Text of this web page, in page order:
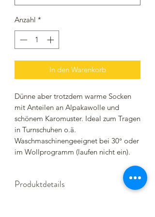
Anzahl *
In den Warenkorb
Dünne aber trotzdem warme Socken
mit Anteilen an Alpakawolle und
schönem Karomuster. Ideal zum Tragen
in Turnschuhen o.ä.
Waschmaschinengeeignet bei 30° oder
im Wollprogramm (laufen nicht ein).
Produktdetails